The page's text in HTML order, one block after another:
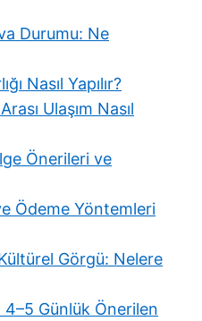
Durumu: Ne
Nasıl Yapılır?
Ulaşım Nasıl
Önerileri ve
Ödeme Yöntemleri
Görgü: Nelere
Günlük Önerilen